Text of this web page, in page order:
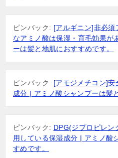
ピンバック: [アルギニン]非必
なアミノ酸は保湿・育毛効果が
ーは髪と地肌におすすめです。
ピンバック: [アモジメチコン]安
成分 | アミノ酸シャンプーは髪
ピンバック: DPG(ジプロピレン
用している保湿成分 | アミノ酸
すめです。